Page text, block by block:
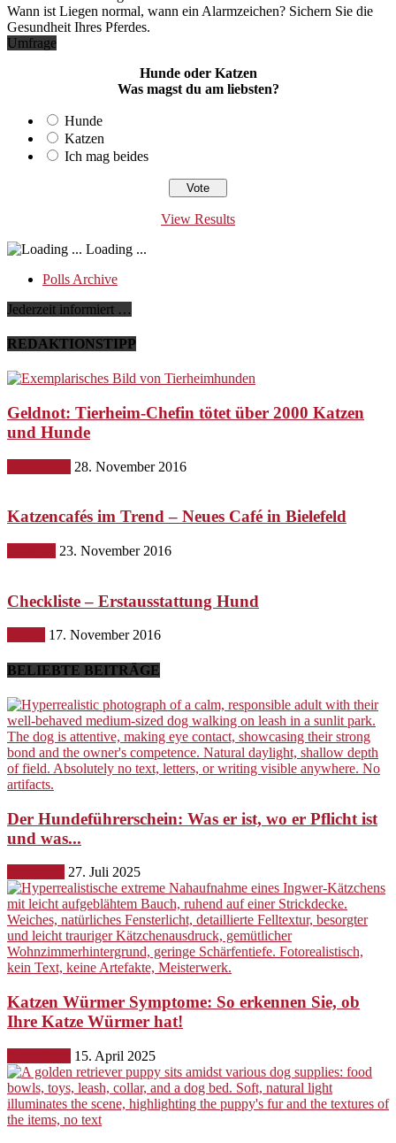
Wann ist Liegen normal, wann ein Alarmzeichen? Sichern Sie die
Gesundheit Ihres Pferdes.
Umfrage
Hunde oder Katzen
Was magst du am liebsten?
Hunde
Katzen
Ich mag beides
View Results
Loading ...
Polls Archive
Jederzeit informiert …
REDAKTIONSTIPP
Geldnot: Tierheim-Chefin tötet über 2000 Katzen
und Hunde
28. November 2016
Katzencafés im Trend – Neues Café in Bielefeld
23. November 2016
Checkliste – Erstausstattung Hund
17. November 2016
BELIEBTE BEITRÄGE
Der Hundeführerschein: Was er ist, wo er Pflicht ist
und was...
27. Juli 2025
Katzen Würmer Symptome: So erkennen Sie, ob
Ihre Katze Würmer hat!
15. April 2025